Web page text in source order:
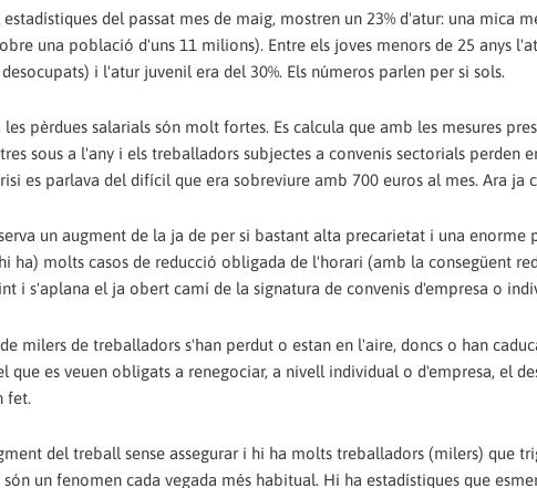
estadístiques del passat mes de maig, mostren un 23% d'atur: una mica
una població d'uns 11 milions). Entre els joves menors de 25 anys
desocupats) i l'atur juvenil era del 30%. Els números parlen per si sols.
pèrdues salarials són molt fortes. Es calcula que amb les mesures
sous a l'any i els treballadors subjectes a convenis sectorials perden
es parlava del difícil que era sobreviure amb 700 euros al mes. Ara ja
un augment de la ja de per si bastant alta precarietat i una enorme
ha) molts casos de reducció obligada de l'horari (amb la consegüent
i s'aplana el ja obert camí de la signatura de convenis d'empresa o
de milers de treballadors s'han perdut o estan en l'aire, doncs o han
que es veuen obligats a renegociar, a nivell individual o d'empresa, el
fet.
del treball sense assegurar i hi ha molts treballadors (milers) que
un fenomen cada vegada més habitual. Hi ha estadístiques que